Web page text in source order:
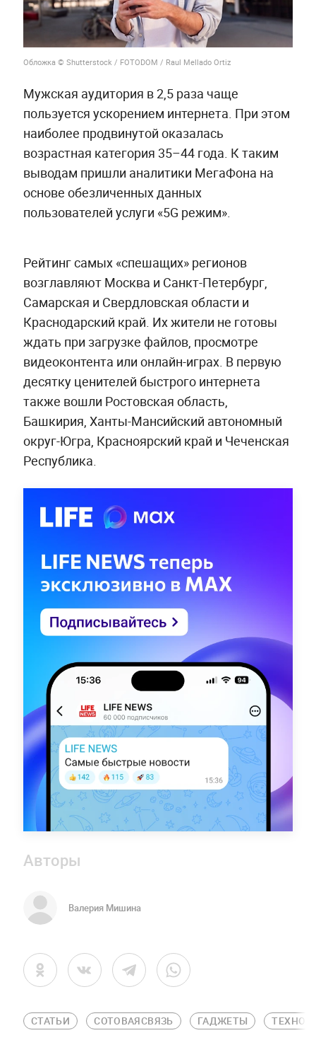
Обложка © Shutterstock / FOTODOM / Raul Mellado Ortiz
Мужская аудитория в 2,5 раза чаще
пользуется ускорением интернета. При этом
наиболее продвинутой оказалась
возрастная категория 35–44 года. К таким
выводам пришли аналитики МегаФона на
основе обезличенных данных
пользователей услуги «5G режим».
Рейтинг самых «спешащих» регионов
возглавляют Москва и Санкт-Петербург,
Самарская и Свердловская области и
Краснодарский край. Их жители не готовы
ждать при загрузке файлов, просмотре
видеоконтента или онлайн-играх. В первую
десятку ценителей быстрого интернета
также вошли Ростовская область,
Башкирия, Ханты-Мансийский автономный
округ-Югра, Красноярский край и Чеченская
Республика.
Авторы
Валерия Мишина
СТАТЬИ СОТОВАЯСВЯЗЬ ГАДЖЕТЫ